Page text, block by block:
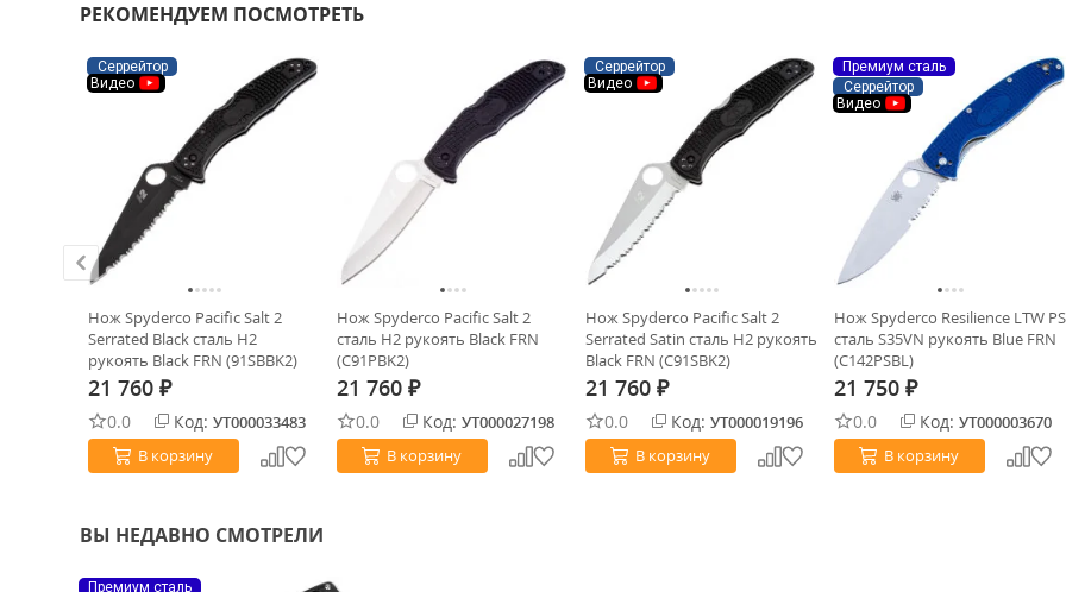
РЕКОМЕНДУЕМ ПОСМОТРЕТЬ
Серрейтор
Видео
Нож Spyderco Pacific Salt 2
Serrated Black сталь H2
рукоять Black FRN (91SBBK2)
21 760 ₽
0.0 Код: УТ000033483
В корзину
Нож Spyderco Pacific Salt 2
сталь H2 рукоять Black FRN
(C91PBK2)
21 760 ₽
0.0 Код: УТ000027198
В корзину
Серрейтор
Видео
Нож Spyderco Pacific Salt 2
Serrated Satin сталь H2 рукоять
Black FRN (C91SBK2)
21 760 ₽
0.0 Код: УТ000019196
В корзину
Премиум сталь
Серрейтор
Видео
Нож Spyderco Resilience LTW PS
сталь S35VN рукоять Blue FRN
(C142PSBL)
21 750 ₽
0.0 Код: УТ000003670
В корзину
ВЫ НЕДАВНО СМОТРЕЛИ
Премиум сталь